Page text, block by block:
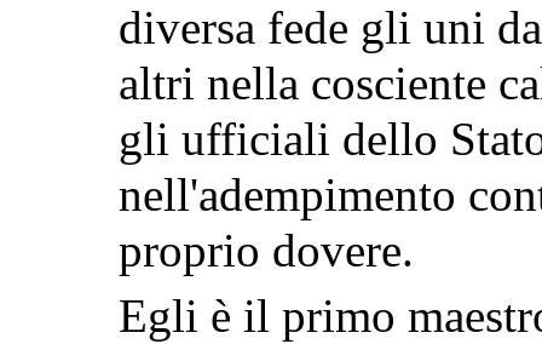
diversa fede gli uni
altri nella cosciente
gli ufficiali dello
nell'adempimento
proprio dovere.
Egli è il primo